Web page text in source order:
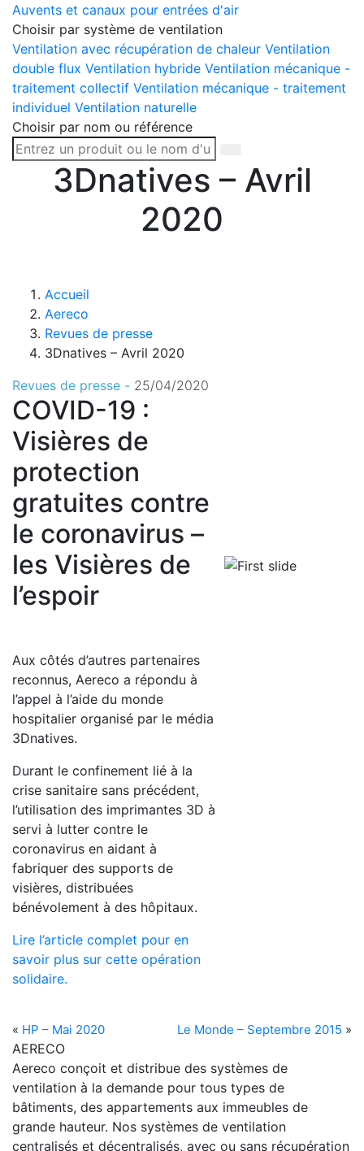
Auvents et canaux pour entrées d'air
Choisir par système de ventilation
Ventilation avec récupération de chaleur Ventilation
double flux Ventilation hybride Ventilation mécanique -
traitement collectif Ventilation mécanique - traitement
individuel Ventilation naturelle
Choisir par nom ou référence
3Dnatives – Avril
2020
Accueil
Aereco
Revues de presse
3Dnatives – Avril 2020
Revues de presse - 25/04/2020
COVID-19 :
Visières de
protection
gratuites contre
le coronavirus –
les Visières de
l’espoir
Aux côtés d’autres partenaires
reconnus, Aereco a répondu à
l’appel à l’aide du monde
hospitalier organisé par le média
3Dnatives.
Durant le confinement lié à la
crise sanitaire sans précédent,
l’utilisation des imprimantes 3D à
servi à lutter contre le
coronavirus en aidant à
fabriquer des supports de
visières, distribuées
bénévolement à des hôpitaux.
Lire l’article complet pour en
savoir plus sur cette opération
solidaire.
« HP – Mai 2020 Le Monde – Septembre 2015 »
AERECO
Aereco conçoit et distribue des systèmes de
ventilation à la demande pour tous types de
bâtiments, des appartements aux immeubles de
grande hauteur. Nos systèmes de ventilation
centralisés et décentralisés, avec ou sans récupération